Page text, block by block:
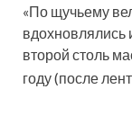
«По щучьему
вдохновлялись
второй столь
году (после